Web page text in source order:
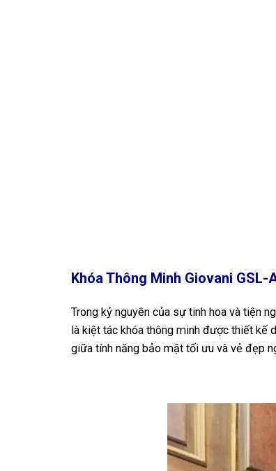
Khóa Thông Minh Giovani
Trong kỷ nguyên của sự tinh hoa và tiện
là kiệt tác khóa thông minh được thiết kế
giữa tính năng bảo mật tối ưu và vẻ đẹp